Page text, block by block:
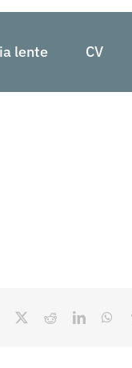
lente CV
Facebook RedditLinkedIn